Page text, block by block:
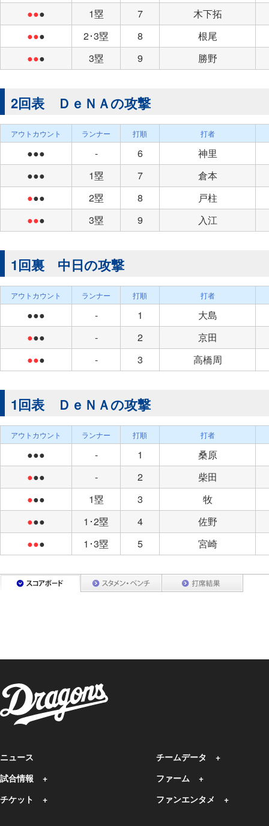
●●● 1塁 7
木下拓
●●● 2･3塁 8
根尾
●●● 3塁 9 勝野
2回表 ＤｅＮＡの攻撃
アウトカウント ランナー 打順 打者
●●● - 6
神里
●●●
1塁 7
倉本
●●● 2塁 8
戸柱
●●● 3塁 9 入江
1回裏 中日の攻撃
アウトカウント ランナー 打順 打者
●●● - 1
大島
●●● - 2
京田
●●● - 3 高橋周
1回表 ＤｅＮＡの攻撃
アウトカウント ランナー 打順 打者
●●● - 1
桑原
●●● - 2
柴田
●●● 1塁 3
牧
●●● 1･2塁 4
佐野
●●● 1･3塁 5 宮崎
ニュース
試合情報
チケット
チームデータ
ファーム
ファンエンタメ